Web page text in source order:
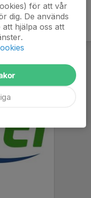
för att vår
dig. De används
hjälpa oss att